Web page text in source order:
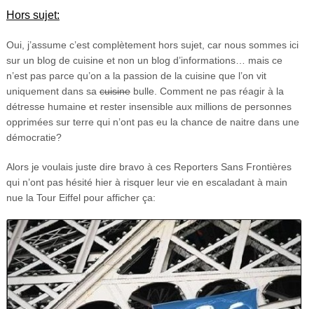
Hors sujet:
Oui, j’assume c’est complètement hors sujet, car nous sommes ici
sur un blog de cuisine et non un blog d’informations… mais ce
n’est pas parce qu’on a la passion de la cuisine que l’on vit
uniquement dans sa cuisinebulle. Comment ne pas réagir à la
détresse humaine et rester insensible aux millions de personnes
opprimées sur terre qui n’ont pas eu la chance de naitre dans une
démocratie?
Alors je voulais juste dire bravo à ces Reporters Sans Frontières
qui n’ont pas hésité hier à risquer leur vie en escaladant à main
nue la Tour Eiffel pour afficher ça: